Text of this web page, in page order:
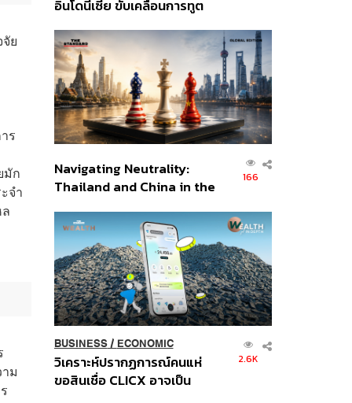
ย
ร
มัก
จำ
ม
อินโดนีเซีย ขับเคลื่อนการทูต
ส่วนยุทธศาสตร์ไทย –
อินโดนีเซีย
Navigating Neutrality:
Thailand and China in the
Order
166
BUSINESS/ ECONOMIC
วิเคราะห์ปรากฏการณ์คนแห่
ขอสินเชื่อ CLICX อาจเป็น
2.6K